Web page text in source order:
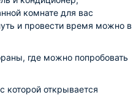
комнате для вас
и провести время можно в
где можно попробовать
которой открывается